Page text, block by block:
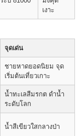
เงาะ
จุดเด่น
ชายหาดยอดนิยม จุด
เริ่มต้นเที่ยวเกาะ
น้ำทะเลสีมรกต ดำน้ำ
ระดับโลก
น้ำสีเขียวใสกลางป่า